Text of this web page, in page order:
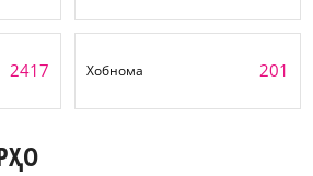
2417 Хобнома 201